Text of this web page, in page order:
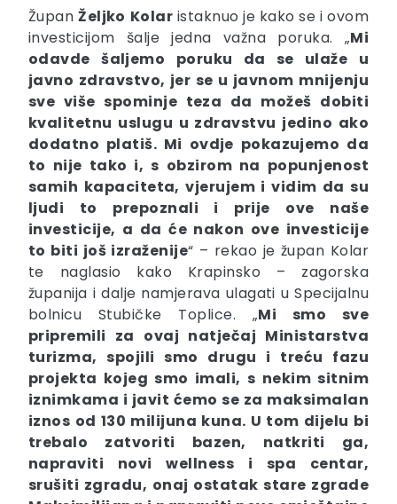
ŽupanŽeljko Kolar istaknuo je kako se i ovom
investicijom šalje jedna važna poruka. „Mi
odavde šaljemo poruku da se ulaže u
javno zdravstvo, jer se u javnom mnijenju
sve više spominje teza da možeš dobiti
kvalitetnu uslugu u zdravstvu jedino ako
dodatno platiš. Mi ovdje pokazujemo da
to nije tako i, s obzirom na popunjenost
samih kapaciteta, vjerujem i vidim da su
ljudi to prepoznali i prije ove naše
investicije, a da će nakon ove investicije
to biti još izraženije“ – rekao je župan Kolar
te naglasio kako Krapinsko – zagorska
županija i dalje namjerava ulagati u Specijalnu
bolnicu Stubičke Toplice. „Mi smo sve
pripremili za ovaj natječaj Ministarstva
turizma, spojili smo drugu i treću fazu
projekta kojeg smo imali, s nekim sitnim
iznimkama i javit ćemo se za maksimalan
iznos od 130 milijuna kuna. U tom dijelu bi
trebalo zatvoriti bazen, natkriti ga,
napraviti novi wellness i spa centar,
srušiti zgradu, onaj ostatak stare zgrade